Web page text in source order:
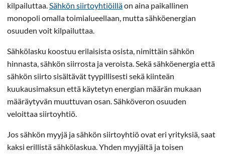
kilpailuttaa.Sähkön siirtoyhtiöilläon aina paikallinen
monopoli omalla toimialueellaan, mutta sähköenergian
osuuden voit kilpailuttaa.
Sähkölasku koostuu erilaisista osista, nimittäin sähkön
hinnasta, sähkön siirrosta ja veroista. Sekä sähköenergia että
sähkön siirto sisältävät tyypillisesti sekä kiinteän
kuukausimaksun että käytetyn energian määrän mukaan
määräytyvän muuttuvan osan. Sähköveron osuuden
veloittaa siirtoyhtiö.
Jos sähkön myyjä ja sähkön siirtoyhtiö ovat eri yrityksiä, saat
kaksi erillistä sähkölaskua. Yhden myyjältä ja toisen